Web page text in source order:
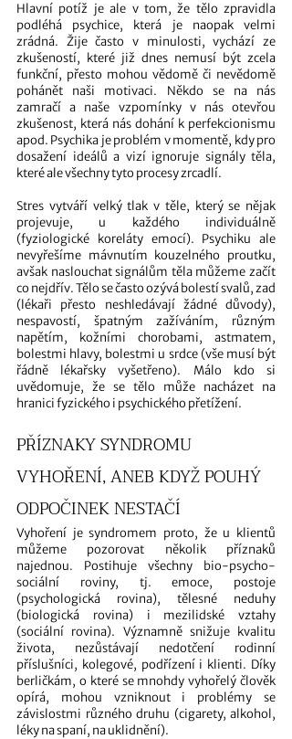
Hlavní potíž je ale v tom, že tělo zpravidla
podléhá psychice, která je naopak velmi
zrádná. Žije často v minulosti, vychází ze
zkušeností, které již dnes nemusí být zcela
funkční, přesto mohou vědomě či nevědomě
pohánět naši motivaci. Někdo se na nás
zamračí a naše vzpomínky v nás otevřou
zkušenost, která nás dohání k perfekcionismu
apod. Psychika je problém v momentě, kdy pro
dosažení ideálů a vizí ignoruje signály těla,
které ale všechny tyto procesy zrcadlí.
Stres vytváří velký tlak v těle, který se nějak
projevuje, u každého individuálně
(fyziologické koreláty emocí). Psychiku ale
nevyřešíme mávnutím kouzelného proutku,
avšak naslouchat signálům těla můžeme začít
co nejdřív. Tělo se často ozývá bolestí svalů, zad
(lékaři přesto neshledávají žádné důvody),
nespavostí, špatným zažíváním, různým
napětím, kožními chorobami, astmatem,
bolestmi hlavy, bolestmi u srdce (vše musí být
řádně lékařsky vyšetřeno). Málo kdo si
uvědomuje, že se tělo může nacházet na
hranici fyzického i psychického přetížení.
PŘÍZNAKY SYNDROMU
VYHOŘENÍ, ANEB KDYŽ POUHÝ
ODPOČINEK NESTAČÍ
Vyhoření je syndromem proto, že u klientů
můžeme pozorovat několik příznaků
najednou. Postihuje všechny bio-psycho-
sociální roviny, tj. emoce, postoje
(psychologická rovina), tělesné neduhy
(biologická rovina) i mezilidské vztahy
(sociální rovina). Významně snižuje kvalitu
života, nezůstávají nedotčení rodinní
příslušníci, kolegové, podřízení i klienti. Díky
berličkám, o které se mnohdy vyhořelý člověk
opírá, mohou vzniknout i problémy se
závislostmi různého druhu (cigarety, alkohol,
léky na spaní, na uklidnění).